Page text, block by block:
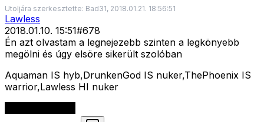
Utoljára szerkesztette: Bad31, 2018.01.21. 18:56:51
Lawless
2018.01.10. 15:51#678
Én azt olvastam a legnejezebb szinten a legkönyebb
megölni és úgy elsöre sikerült szolóban
Aquaman IS hyb,DrunkenGod IS nuker,ThePhoenix IS
warrior,Lawless HI nuker